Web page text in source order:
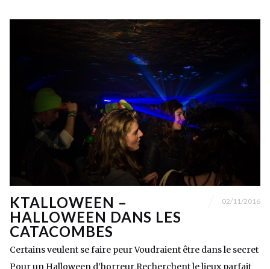
KTALLOWEEN –
HALLOWEEN DANS LES
CATACOMBES
02/11/2016
Certains veulent se faire peur Voudraient être dans le secret
Pour un Halloween d’horreur Recherchent le lieux parfait